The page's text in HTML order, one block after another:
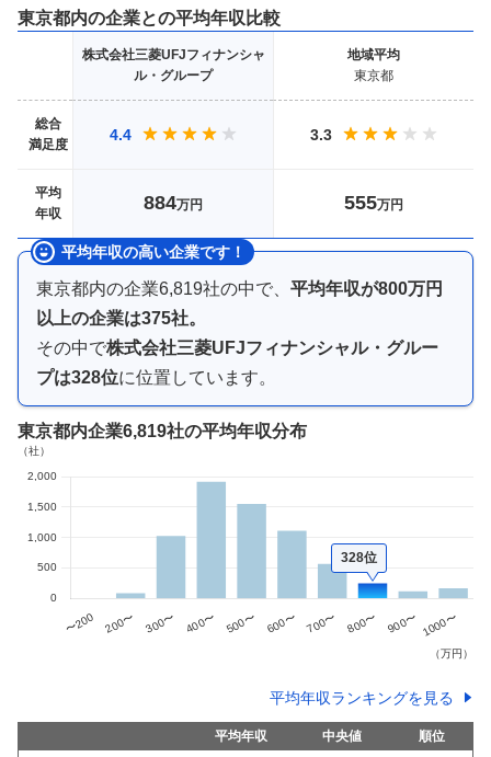
東京都内の企業との平均年収比較
株式会社三菱UFJフィナンシャ
ル・グループ
地域平均
東京都
総合
満足度
4.4 3.3
平均
年収
884万円 555万円
平均年収の高い企業です！
東京都内の企業6,819社の中で、 平均年収が800万円
以上の企業は375社。
その中で株式会社三菱UFJフィナンシャル・グルー
プは328位に位置しています。
東京都内企業6,819社の平均年収分布
328位
平均年収ランキングを見る
平均年収 中央値 順位